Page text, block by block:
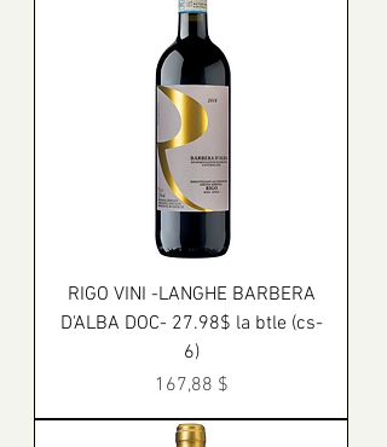
RIGO VINI -LANGHE BARBERA
D'ALBA DOC- 27.98$ la btle (cs-
6)
Prix
167,88 $